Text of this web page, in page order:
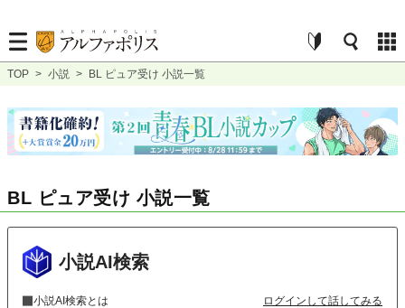
TOP > 小説 > BL ピュア受け 小説一覧
BL ピュア受け 小説一覧
小説AI検索
小説AI検索とは ログインして話してみる